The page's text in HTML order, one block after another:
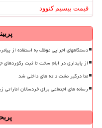
قیمت بیسیم کنوود
دستگاههای اجرایی موظف به استفاده از
از پایداری در ایام سخت تا ثبت رکوردهای
متا درگیر نشت داده های داخلی شد
رسانه های اجتماعی برای خردسالان اماراتی زیر 15 سال ممنوع